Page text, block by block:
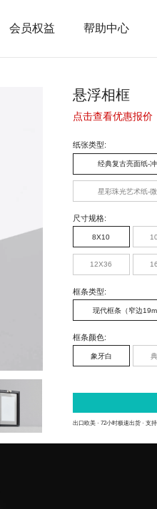
会员权益 帮助中心
悬浮相框
点击查看优惠报价
纸张类型:
经典复古亮面纸-
星彩珠光艺术纸-
尺寸规格:
8X10
12X36
框条类型:
现代框条（窄边
框条颜色:
象牙白
出口欧美 · 72小时极速出货 · 支